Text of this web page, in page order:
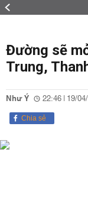
Đường sẽ
Trung,
Như Ý 22:46 | 19/
Chia sẻ